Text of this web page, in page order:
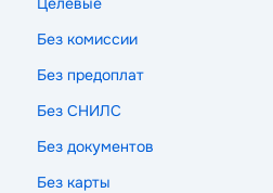
Без комиссии
Без предоплат
Без СНИЛС
Без документов
Без карты